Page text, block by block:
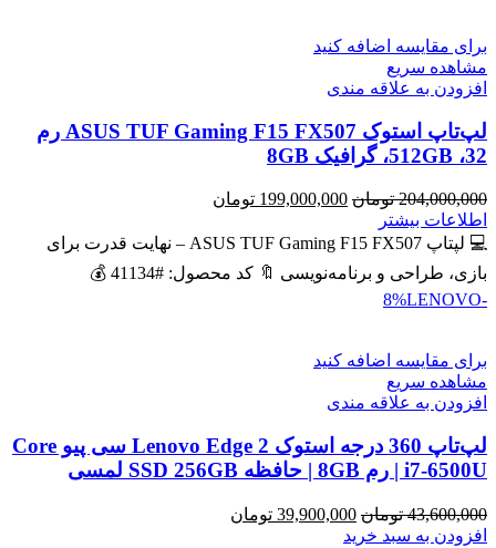
برای مقایسه اضافه کنید
مشاهده سریع
افزودن به علاقه مندی
لپ‌تاپ استوک ASUS TUF Gaming F15 FX507 رم
32، 512GB، گرافیک 8GB
204,000,000 تومان قیمت
204,000,000 تومان
199,000,000 تومان
199,000,000 تومان
است.
اطلاعات بیشتر
💻 لپتاپ ASUS TUF Gaming F15 FX507 – نهایت قدرت برای
بازی، طراحی و برنامه‌نویسی 🔖 کد محصول: #41134 💰
-8%
LENOVO
برای مقایسه اضافه کنید
مشاهده سریع
افزودن به علاقه مندی
لپ‌تاپ 360 درجه استوک Lenovo Edge 2 سی پیو Core
i7-6500U | رم 8GB | حافظه SSD 256GB لمسی
43,600,000 تومان قیمت
اصلی
39,900,000 تومان
افزودن به سبد خرید